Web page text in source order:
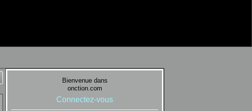
Bienvenue dans
onction.com
Connectez-vous